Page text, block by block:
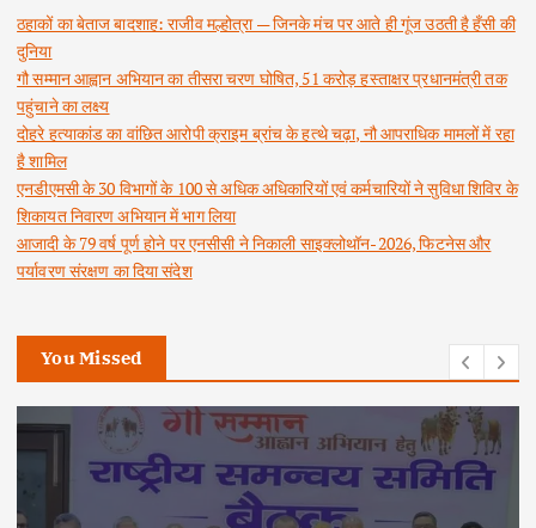
ठहाकों का बेताज बादशाह: राजीव मल्होत्रा — जिनके मंच पर आते ही गूंज उठती है हँसी की
दुनिया
गौ सम्मान आह्वान अभियान का तीसरा चरण घोषित, 51 करोड़ हस्ताक्षर प्रधानमंत्री तक
पहुंचाने का लक्ष्य
दोहरे हत्याकांड का वांछित आरोपी क्राइम ब्रांच के हत्थे चढ़ा, नौ आपराधिक मामलों में रहा
है शामिल
एनडीएमसी के 30 विभागों के 100 से अधिक अधिकारियों एवं कर्मचारियों ने सुविधा शिविर के
शिकायत निवारण अभियान में भाग लिया
आजादी के 79 वर्ष पूर्ण होने पर एनसीसी ने निकाली साइक्लोथॉन-2026, फिटनेस और
पर्यावरण संरक्षण का दिया संदेश
You Missed